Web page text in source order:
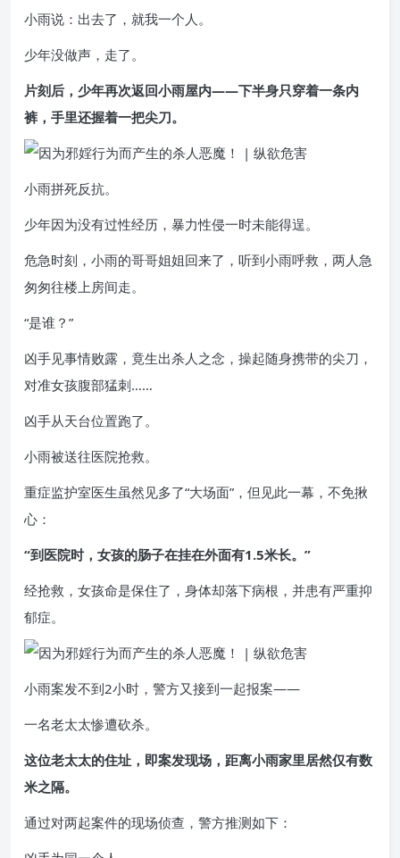
小雨说：出去了，就我一个人。
少年没做声，走了。
片刻后，少年再次返回小雨屋内——下半身只穿着一条内
裤，手里还握着一把尖刀。
小雨拼死反抗。
少年因为没有过性经历，暴力性侵一时未能得逞。
危急时刻，小雨的哥哥姐姐回来了，听到小雨呼救，两人急
匆匆往楼上房间走。
“是谁？”
凶手见事情败露，竟生出杀人之念，操起随身携带的尖刀，
对准女孩腹部猛刺……
凶手从天台位置跑了。
小雨被送往医院抢救。
重症监护室医生虽然见多了“大场面”，但见此一幕，不免揪
心：
“到医院时，女孩的肠子在挂在外面有1.5米长。”
经抢救，女孩命是保住了，身体却落下病根，并患有严重抑
郁症。
小雨案发不到2小时，警方又接到一起报案——
一名老太太惨遭砍杀。
这位老太太的住址，即案发现场，距离小雨家里居然仅有数
米之隔。
通过对两起案件的现场侦查，警方推测如下：